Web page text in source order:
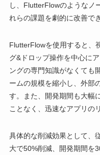
し、FlutterFlowのようなノ
れらの課題を劇的に改善で
FlutterFlowを使用すると、
グ&ドロップ操作を中心に
ングの専門知識がなくても
ームの規模を縮小し、外部
す。また、開発期間も大幅
ことなく、迅速なアプリの
具体的な削減効果として、
大で50%削減、開発期間を